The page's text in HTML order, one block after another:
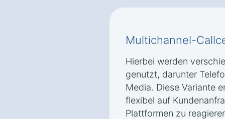
Multichannel-
Hierbei werden
genutzt, darunter
Media. Diese Variante
flexibel auf
Plattformen zu